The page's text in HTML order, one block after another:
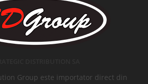
Group este importator direct din